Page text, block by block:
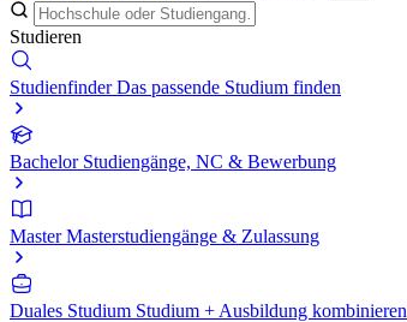
Studieren
Studienfinder Das passende Studium finden
Bachelor Studiengänge, NC & Bewerbung
Master Masterstudiengänge & Zulassung
Duales Studium Studium + Ausbildung kombinieren